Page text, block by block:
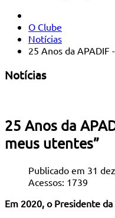
O Clube
Notícias
25 Anos da
Notícias
25 Anos da
meus utentes”
Publicado em 31
Acessos: 1739
Em 2020, o Presidente